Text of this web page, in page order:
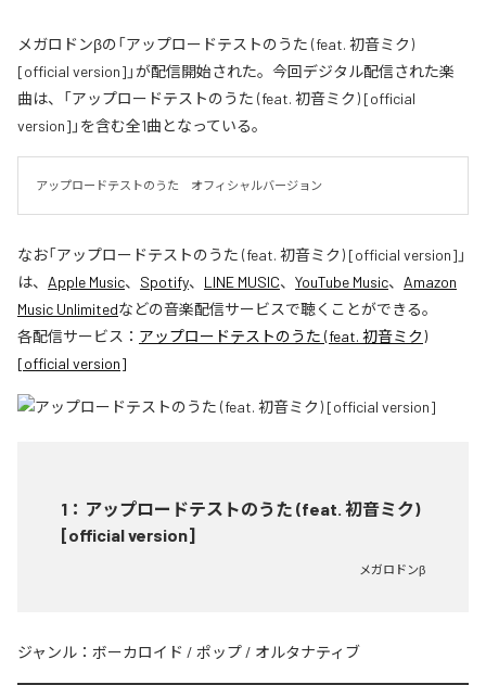
メガロドンβの「アップロードテストのうた (feat. 初音ミク)
[official version]」が配信開始された。今回デジタル配信された楽
曲は、「アップロードテストのうた (feat. 初音ミク) [official
version]」を含む全1曲となっている。
アップロードテストのうた　オフィシャルバージョン
なお「アップロードテストのうた (feat. 初音ミク) [official version] 」
は、 Apple Music、 Spotify、 LINE MUSIC、 YouTube Music、 Amazon
Music Unlimitedなどの音楽配信サービスで聴くことができる。
各配信サービス： アップロードテストのうた (feat. 初音ミク)
[official version]
1 ： アップロードテストのうた (feat. 初音ミク)
[official version]
メガロドンβ
ジャンル： ボーカロイド / ポップ / オルタナティブ